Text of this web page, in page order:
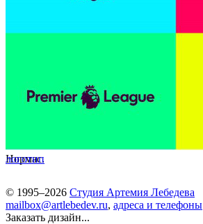
Нормас.
логотип
© 1995–2026 Студия Артемия Лебедева
mailbox@artlebedev.ru, адреса и телефоны
Заказать дизайн...